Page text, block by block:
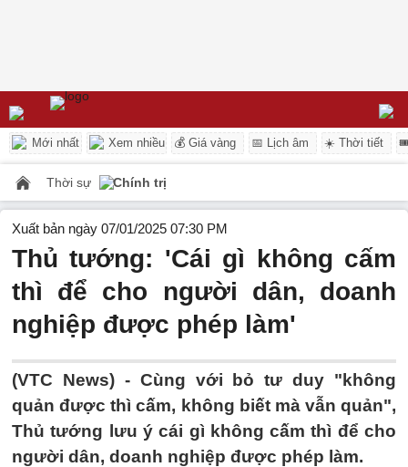
Mới nhất Xem nhiều 💰 Giá vàng 📅 Lịch âm ☀️ Thời tiết
Thời sự Chính trị
Xuất bản ngày 07/01/2025 07:30 PM
Thủ tướng: 'Cái gì không cấm
thì để cho người dân, doanh
nghiệp được phép làm'
(VTC News) - Cùng với bỏ tư duy "không
quản được thì cấm, không biết mà vẫn quản",
Thủ tướng lưu ý cái gì không cấm thì để cho
người dân, doanh nghiệp được phép làm.